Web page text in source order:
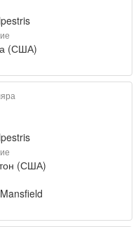
(США)
(США)